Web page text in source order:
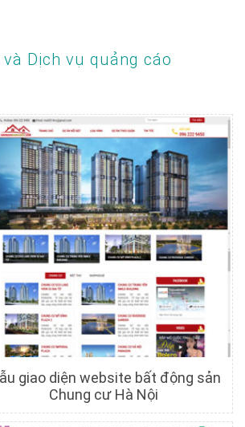
Dịch vụ quảng cáo
Chi tiết Xem trước
giao diện website bất động sản
Chung cư Hà Nội